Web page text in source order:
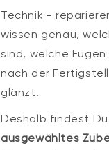
Technik -
wissen genau,
sind, welche
nach der
glänzt.
Deshalb findest
ausgewähltes